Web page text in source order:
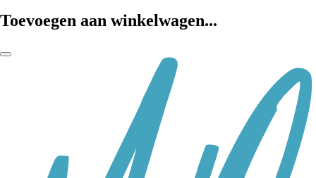
Toevoegen aan winkelwagen...